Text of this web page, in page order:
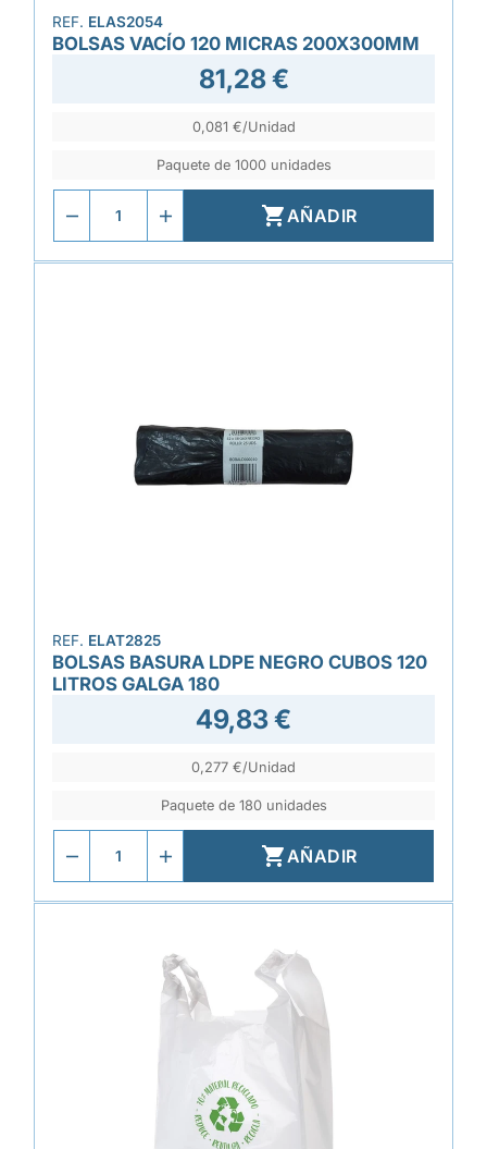
REF. ELAS2054
BOLSAS VACÍO 120 MICRAS 200X300MM
81,28 €
0,081 €/Unidad
Paquete de 1000 unidades
AÑADIR
REF. ELAT2825
BOLSAS BASURA LDPE NEGRO CUBOS 120
LITROS GALGA 180
49,83 €
0,277 €/Unidad
Paquete de 180 unidades
AÑADIR